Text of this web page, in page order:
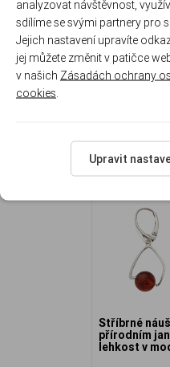
Rozměr náušnice: 2.3 cm (
Hmotnost náušnic: 2.6 g
Stříbrné
přírodním
lehkost v
analyzovat návštěvnost,
sdílíme se svými partnery pro
Jejich nastavení upravíte
jej můžete změnit v patičce
v našich Zásadách ochrany
cookies
Upravit